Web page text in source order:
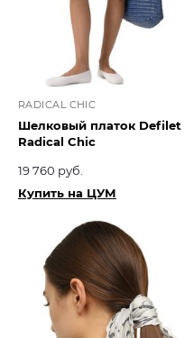
RADICAL CHIC
Шелковый платок Defilet
Radical Chic
19 760 руб.
Купить на ЦУМ